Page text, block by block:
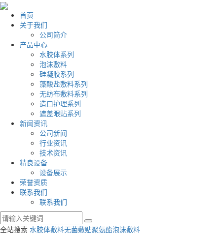
首页
关于我们
公司简介
产品中心
水胶体系列
泡沫敷料
硅凝胶系列
藻酸盐敷料系列
无纺布敷料系列
造口护理系列
遮盖眼贴系列
新闻资讯
公司新闻
行业资讯
技术资讯
精良设备
设备展示
荣誉资质
联系我们
联系我们
全站搜索 水胶体敷料无菌敷贴聚氨酯泡沫敷料